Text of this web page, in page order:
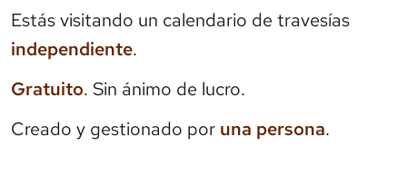
Estás visitando un calendario de travesías
independiente.
Gratuito. Sin ánimo de lucro.
Creado y gestionado por una persona.